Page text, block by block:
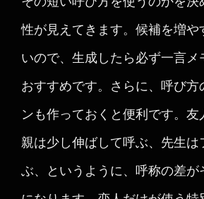
性が見えてきます。候補を増や
いので、生成したら必ず一言
おすすめです。さらに、呼び方
ンも作っておくと便利です。友
親は少し伸ばして呼ぶ、先生は
ぶ、というように、呼称の差が